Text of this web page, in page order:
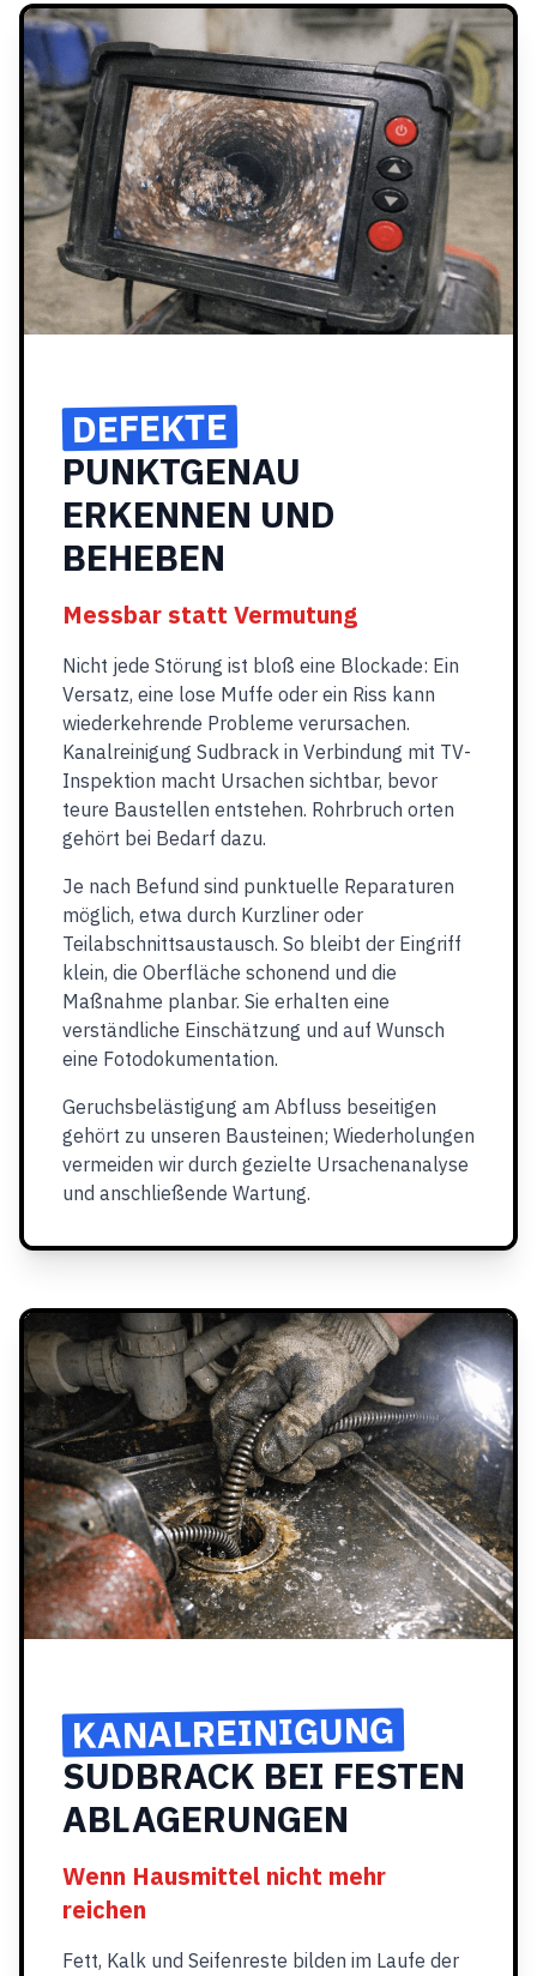
DEFEKTE
PUNKTGENAU
ERKENNEN UND
BEHEBEN
Messbar statt Vermutung
Nicht jede Störung ist bloß eine Blockade: Ein
Versatz, eine lose Muffe oder ein Riss kann
wiederkehrende Probleme verursachen.
Kanalreinigung Sudbrack in Verbindung mit TV-
Inspektion macht Ursachen sichtbar, bevor
teure Baustellen entstehen. Rohrbruch orten
gehört bei Bedarf dazu.
Je nach Befund sind punktuelle Reparaturen
möglich, etwa durch Kurzliner oder
Teilabschnittsaustausch. So bleibt der Eingriff
klein, die Oberfläche schonend und die
Maßnahme planbar. Sie erhalten eine
verständliche Einschätzung und auf Wunsch
eine Fotodokumentation.
Geruchsbelästigung am Abfluss beseitigen
gehört zu unseren Bausteinen; Wiederholungen
vermeiden wir durch gezielte Ursachenanalyse
und anschließende Wartung.
KANALREINIGUNG
SUDBRACK BEI FESTEN
ABLAGERUNGEN
Wenn Hausmittel nicht mehr
reichen
Fett, Kalk und Seifenreste bilden im Laufe der